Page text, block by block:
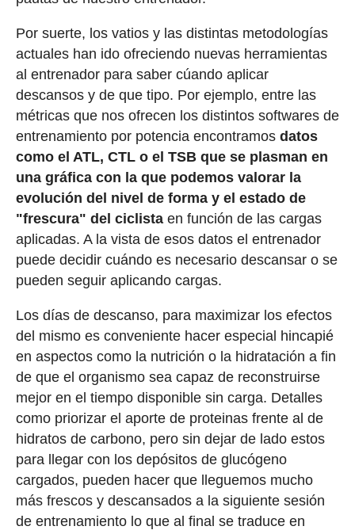
Por suerte, los vatios y las distintas metodologías
actuales han ido ofreciendo nuevas herramientas
al entrenador para saber cúando aplicar
descansos y de que tipo. Por ejemplo, entre las
métricas que nos ofrecen los distintos softwares de
entrenamiento por potencia encontramos datos
como el ATL, CTL o el TSB que se plasman en
una gráfica con la que podemos valorar la
evolución del nivel de forma y el estado de
"frescura" del ciclistaen función de las cargas
aplicadas. A la vista de esos datos el entrenador
puede decidir cuándo es necesario descansar o se
pueden seguir aplicando cargas.
Los días de descanso, para maximizar los efectos
del mismo es conveniente hacer especial hincapié
en aspectos como la nutrición o la hidratación a fin
de que el organismo sea capaz de reconstruirse
mejor en el tiempo disponible sin carga. Detalles
como priorizar el aporte de proteinas frente al de
hidratos de carbono, pero sin dejar de lado estos
para llegar con los depósitos de glucógeno
cargados, pueden hacer que lleguemos mucho
más frescos y descansados a la siguiente sesión
de entrenamiento lo que al final se traduce en